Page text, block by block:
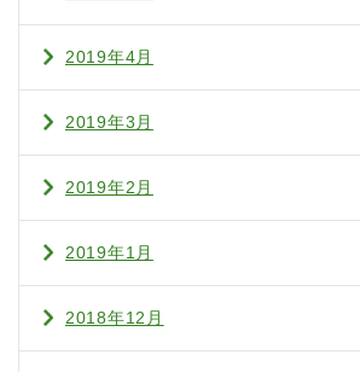
2019年4月
2019年3月
2019年2月
2019年1月
2018年12月